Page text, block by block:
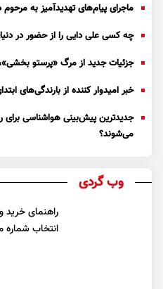
ماجرای پیام‌های تهدیدآمیز به
چه کسی علی دایی را از حضور در
جزئیات جدید از مرگ «پرستو
خبر امیدوار کننده از بارندگی‌های ابتدای
جدیدترین پیش‌بینی هواشناسی برای
می‌شوند؟
وب گردی
راهنمای خرید
انتخاب